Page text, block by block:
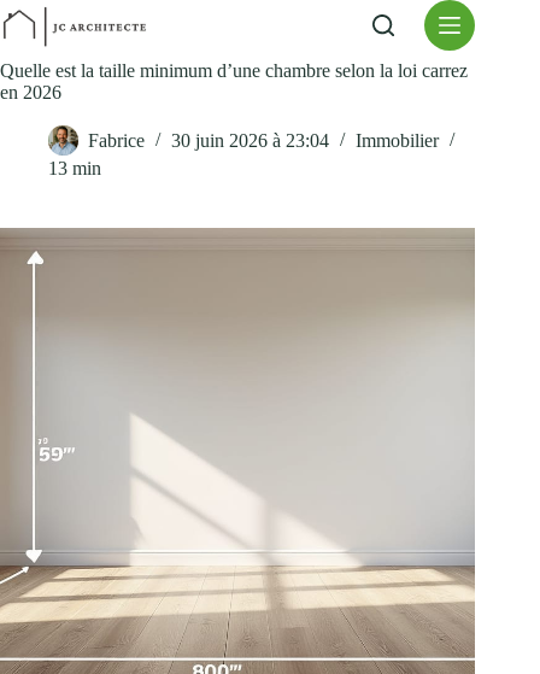
Passer
contenu
Quelle est la taille minimum d’une chambre selon la loi carrez
en 2026
Fabrice 30 juin 2026 à 23:04
Immobilier
13 min